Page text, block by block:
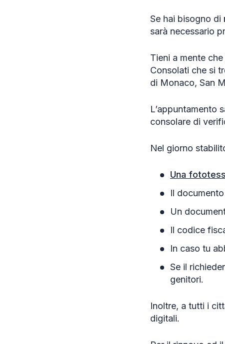
Se hai bisogno di
sarà necessario
Tieni a mente
Consolati che si
di Monaco, San
L’appuntamento
consolare di
Nel giorno
Una
Il
Un
Il codice
In caso tu
Se il
genitori.
Inoltre, a tutti i
digitali.